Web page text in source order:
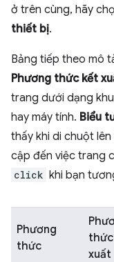
ở trên cùng, hãy
thiết bị.
Bảng tiếp theo mô
Phương thức kết
trang dưới dạng
hay máy tính. Biểu
thấy khi di chuột
cập đến việc trang
click khi bạn
Phương
thức
xuất